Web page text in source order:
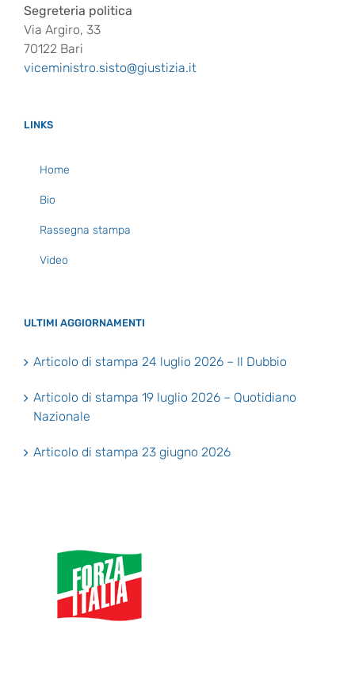
Segreteria politica
Via Argiro, 33
70122 Bari
viceministro.sisto@giustizia.it
LINKS
Home
Bio
Rassegna stampa
Video
ULTIMI AGGIORNAMENTI
Articolo di stampa 24 luglio 2026 – Il Dubbio
Articolo di stampa 19 luglio 2026 – Quotidiano
Nazionale
Articolo di stampa 23 giugno 2026